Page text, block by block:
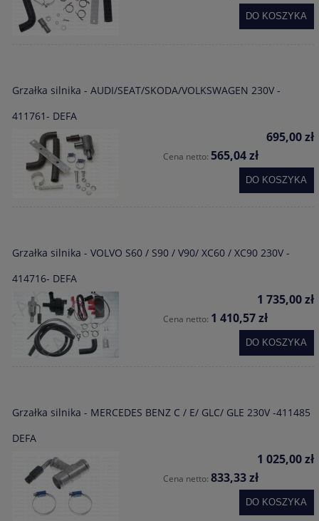
DO KOSZYKA
Grzałka silnika - AUDI/SEAT/SKODA/VOLKSWAGEN 230V -
411761- DEFA
695,00 zł
Cena netto: 565,04 zł
DO KOSZYKA
Grzałka silnika - VOLVO S60 / S90 / V90/ XC60 / XC90 230V -
414716- DEFA
1 735,00 zł
Cena netto: 1 410,57 zł
DO KOSZYKA
Grzałka silnika - MERCEDES BENZ C / E/ GLC/ GLE 230V -411485
DEFA
1 025,00 zł
Cena netto: 833,33 zł
DO KOSZYKA